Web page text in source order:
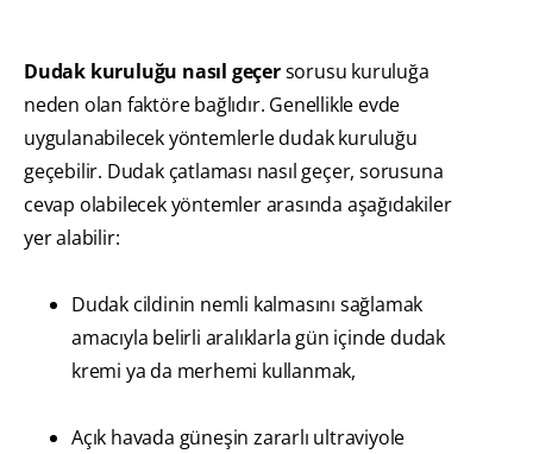
Dudak kuruluğu nasıl geçersorusu kuruluğa
neden olan faktöre bağlıdır. Genellikle evde
uygulanabilecek yöntemlerle dudak kuruluğu
geçebilir. Dudak çatlaması nasıl geçer, sorusuna
cevap olabilecek yöntemler arasında aşağıdakiler
yer alabilir:
Dudak cildinin nemli kalmasını sağlamak
amacıyla belirli aralıklarla gün içinde dudak
kremi ya da merhemi kullanmak,
Açık havada güneşin zararlı ultraviyole